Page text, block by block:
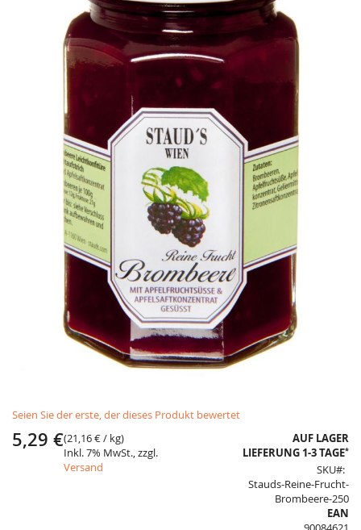
to
the
beginning
Seien Sie der erste, der dieses Produkt bewertet
5,29 €(21,16 €/ kg)
Inkl. 7% MwSt., zzgl.
Versand
AUF LAGER
LIEFERUNG 1-3 TAGE*
SKU
Stauds-Reine-Frucht-
Brombeere-250
EAN